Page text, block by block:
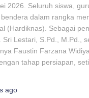
2026. Seluruh siswa,
dalam rangka
(Hardiknas). Sebagai
Sri Lestari, S.Pd., M.Pd.,
Faustin Farzana
tahap persiapan,
ago